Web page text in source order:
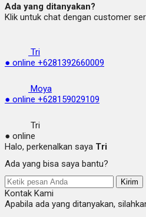
Ada yang ditanyakan?
Klik untuk chat dengan customer
Tri
● online +6281392660009
Moya
● online +628159029109
Tri
● online
Halo, perkenalkan saya Tri
Ada yang bisa saya bantu?
Kirim
Kontak Kami
Apabila ada yang ditanyakan,